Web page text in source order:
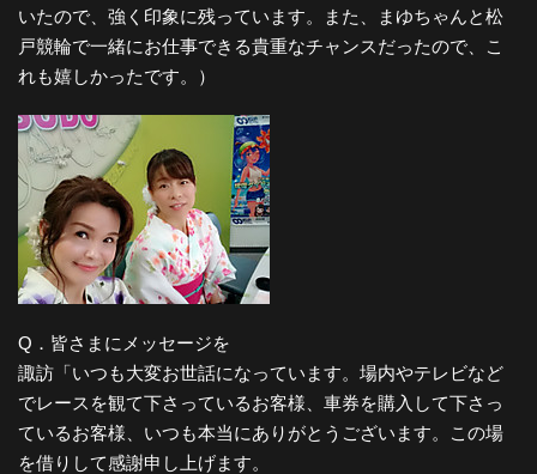
いたので、強く印象に残っています。また、まゆちゃんと松
戸競輪で一緒にお仕事できる貴重なチャンスだったので、こ
れも嬉しかったです。）
Q．皆さまにメッセージを
諏訪「いつも大変お世話になっています。場内やテレビなど
でレースを観て下さっているお客様、車券を購入して下さっ
ているお客様、いつも本当にありがとうございます。この場
を借りして感謝申し上げます。